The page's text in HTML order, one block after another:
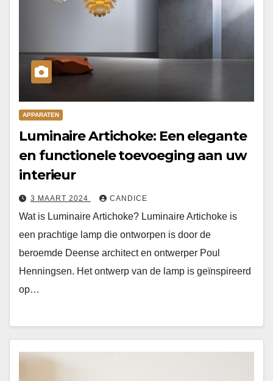
APPARATEN
Luminaire Artichoke: Een elegante
en functionele toevoeging aan uw
interieur
3 MAART 2024 CANDICE
Wat is Luminaire Artichoke? Luminaire Artichoke is
een prachtige lamp die ontworpen is door de
beroemde Deense architect en ontwerper Poul
Henningsen. Het ontwerp van de lamp is geïnspireerd
op…